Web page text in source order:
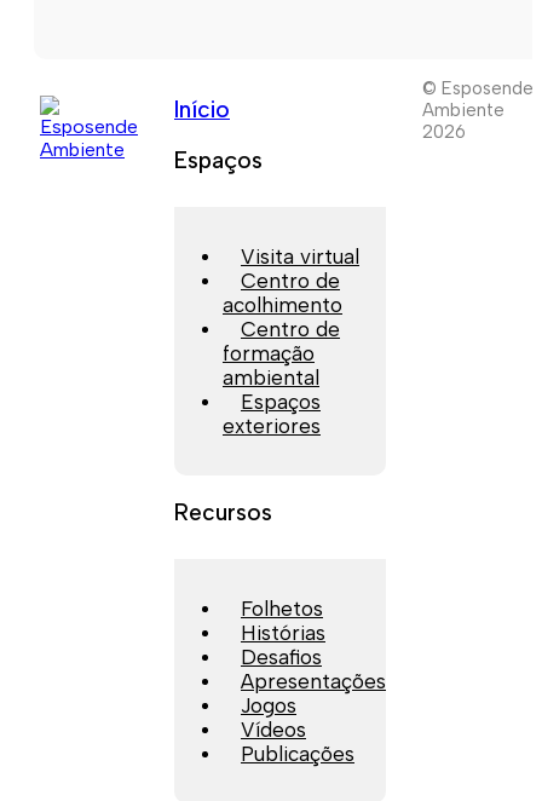
Início
Espaços
Visita virtual
Centro de
acolhimento
Centro de
formação
ambiental
Espaços
exteriores
Recursos
Folhetos
Histórias
Desafios
Apresentações
Jogos
Vídeos
Publicações
© Esposende
Ambiente
2026